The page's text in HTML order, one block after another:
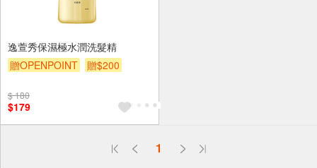
逸萱秀保濕極水潤洗髮精
贈OPENPOINT
贈$200
$ 180
$179
1
偏遠地區配送